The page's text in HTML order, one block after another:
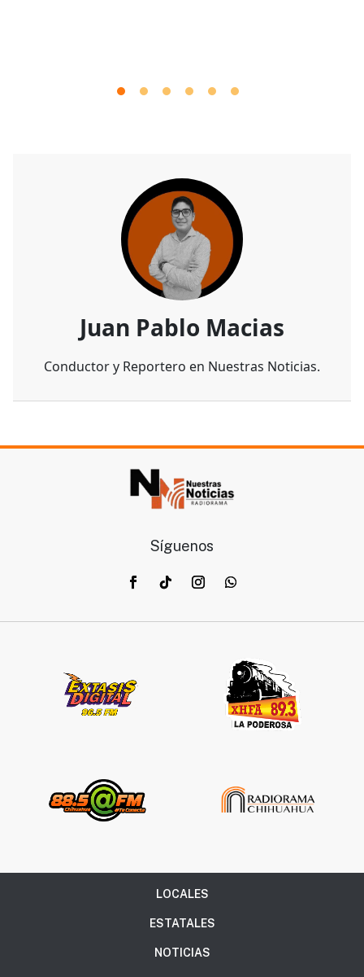
Juan Pablo Macias
Conductor y Reportero en Nuestras Noticias.
Síguenos
LOCALES
ESTATALES
NOTICIAS